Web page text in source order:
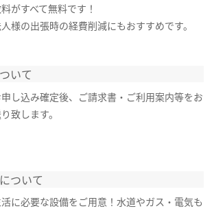
がすべて無料です！
様の出張時の経費削減にもおすすめです。
いて
し込み確定後、ご請求書・ご利用案内等をお
致します。
ついて
に必要な設備をご用意！水道やガス・電気も